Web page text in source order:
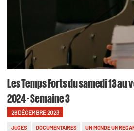
Les Temps Forts du samedi 13
2024 - Semaine 3
26 DÉCEMBRE 2023
JUGES DOCUMENTAIRES UN MONDE UN